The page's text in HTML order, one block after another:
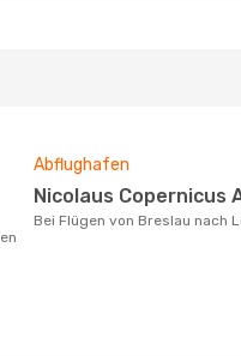
Abflughafen
Nicolaus Copernicus
Bei Flügen von Breslau nach